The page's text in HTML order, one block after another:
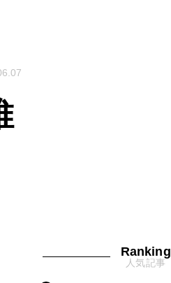
Ranking
人気記事